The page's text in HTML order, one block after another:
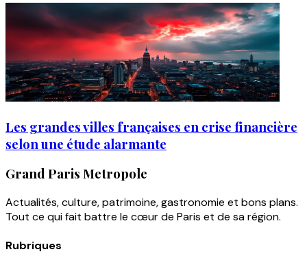
Les grandes villes françaises en crise financière
selon une étude alarmante
Grand Paris Metropole
Actualités, culture, patrimoine, gastronomie et bons plans.
Tout ce qui fait battre le cœur de Paris et de sa région.
Rubriques